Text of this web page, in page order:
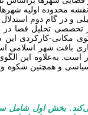
با نقشه محدوده
تحلیلی و در گام دوم
تخصصی تحلیل فضا
کارکردی این
بافت شهر اسلامی
به‌علاوه این
و همچنین شکوه
بخش اول شامل